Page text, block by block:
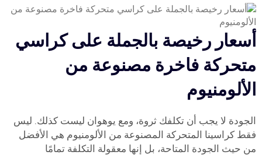
أسعار رخيصة بالجملة على كراسي
متحركة فاخرة مصنوعة من
الألومنيوم
الجودة لا يجب أن تكلفك ثروة، ومع يوهوان ليست كذلك. ليس
فقط كراسينا المتحركة المصنوعة من الألومنيوم هي الأفضل
من حيث الجودة المتاحة، بل إنها معقولة التكلفة تمامًا